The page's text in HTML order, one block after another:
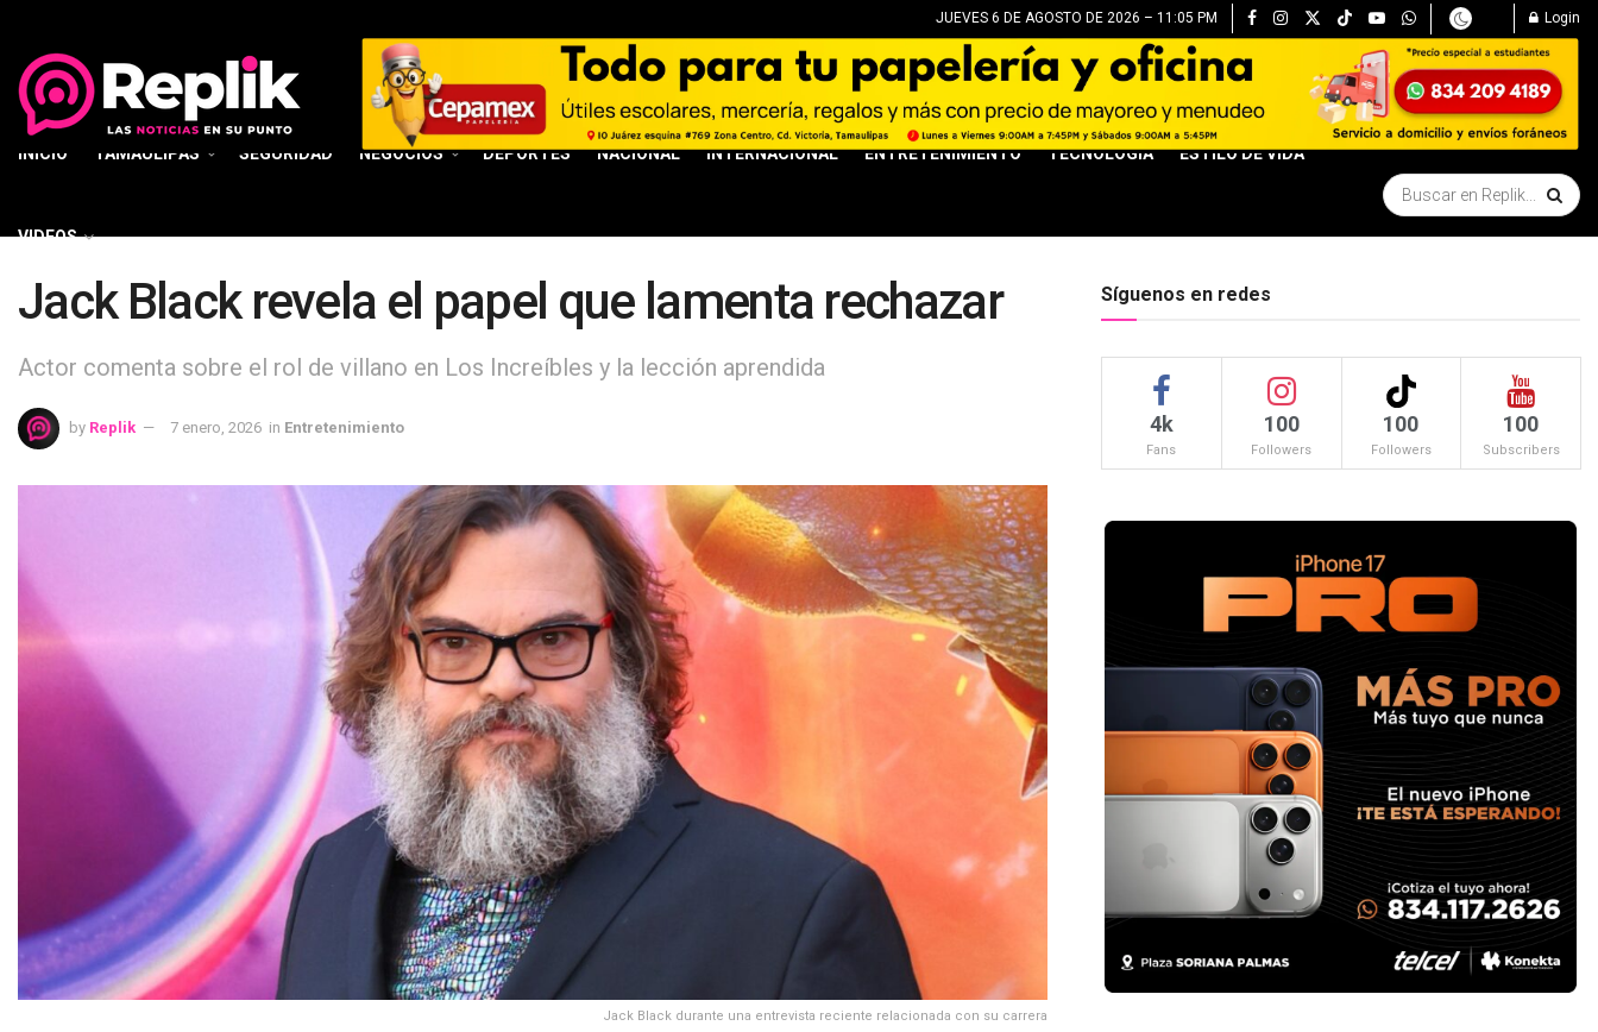
JUEVES 6 DE AGOSTO DE 2026 – 11:05 PM Login
INICIO TAMAULIPAS SEGURIDAD NEGOCIOS DEPORTES NACIONAL INTERNACIONAL ENTRETENIMIENTO TECNOLOGÍA ESTILO DE VIDA
VIDEOS
Jack Black revela el papel que lamenta rechazar
Actor comenta sobre el rol de villano en Los Increíbles y la lección aprendida
by Replik 7 enero, 2026 in Entretenimiento
Jack Black durante una entrevista reciente relacionada con su carrera
Síguenos en redes
4k
Fans
100
Followers
100
Followers
100
Subscribers